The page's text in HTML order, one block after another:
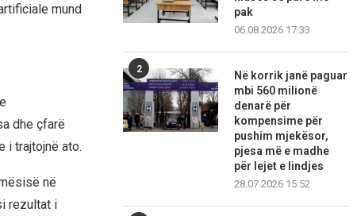
mund
dhe çfarë
i trajtojnë ato.
në
rezultat i
pak
06.08.2026 17:33
2
Në korrik janë paguar
mbi 560 milionë
denarë për
kompensime për
pushim mjekësor,
pjesa më e madhe
për lejet e lindjes
28.07.2026 15:52